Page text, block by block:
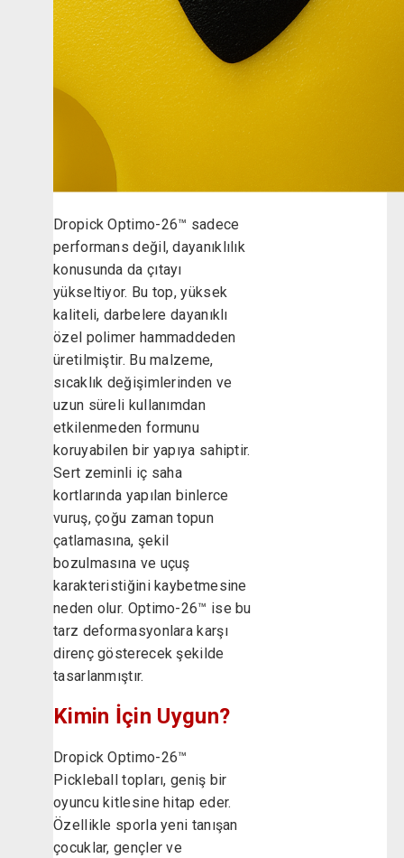
Dropick Optimo-26™ sadece
performans değil, dayanıklılık
konusunda da çıtayı
yükseltiyor. Bu top, yüksek
kaliteli, darbelere dayanıklı
özel polimer hammaddeden
üretilmiştir. Bu malzeme,
sıcaklık değişimlerinden ve
uzun süreli kullanımdan
etkilenmeden formunu
koruyabilen bir yapıya sahiptir.
Sert zeminli iç saha
kortlarında yapılan binlerce
vuruş, çoğu zaman topun
çatlamasına, şekil
bozulmasına ve uçuş
karakteristiğini kaybetmesine
neden olur. Optimo-26™ ise bu
tarz deformasyonlara karşı
direnç gösterecek şekilde
tasarlanmıştır.
Kimin İçin Uygun?
Dropick Optimo-26™
Pickleball topları, geniş bir
oyuncu kitlesine hitap eder.
Özellikle sporla yeni tanışan
çocuklar, gençler ve